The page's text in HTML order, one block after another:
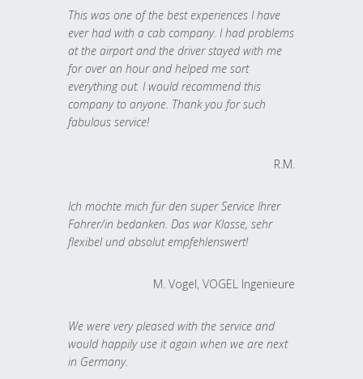
This was one of the best experiences I have
ever had with a cab company. I had problems
at the airport and the driver stayed with me
for over an hour and helped me sort
everything out. I would recommend this
company to anyone. Thank you for such
fabulous service!
R.M.
Ich möchte mich für den super Service Ihrer
Fahrer/in bedanken. Das war Klasse, sehr
flexibel und absolut empfehlenswert!
M. Vogel, VOGEL Ingenieure
We were very pleased with the service and
would happily use it again when we are next
in Germany.